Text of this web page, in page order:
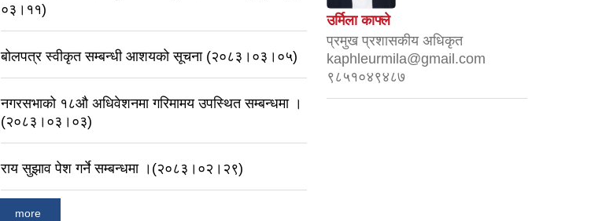
०३।११)
बोलपत्र स्वीकृत सम्बन्धी आशयको सूचना (२०८३।०३।०५)
नगरसभाको १८औ अधिवेशनमा गरिमामय उपस्थित सम्बन्धमा ।
(२०८३।०३।०३)
राय सुझाव पेश गर्ने सम्बन्धमा ।(२०८३।०२।२९)
more
उर्मिला काफ्ले
प्रमुख प्रशासकीय अधिकृत
kaphleurmila@gmail.com
९८५१०४९४८७